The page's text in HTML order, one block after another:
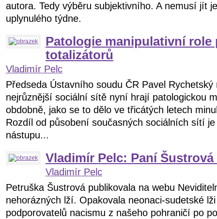
autora. Tedy výběru subjektivního. A nemusí jít
uplynulého týdne.
Patologie manipulativní
totalizátorů
Vladimír Pelc
Předseda Ústavního soudu ČR Pavel
nejrůznější sociální sítě nyní hrají patologickou
obdobně, jako se to dělo ve třicátých letech
Rozdíl od působení současných sociálních sítí
nástupu...
Vladimír Pelc: Paní Šustrová
Vladimír Pelc
Petruška Šustrová publikovala na webu
nehorázných lží. Opakovala neonaci-sudetské
podporovatelů nacismu z našeho pohraničí po